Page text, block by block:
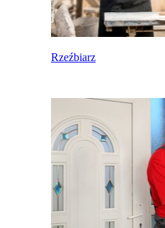
Rzeźbiarz